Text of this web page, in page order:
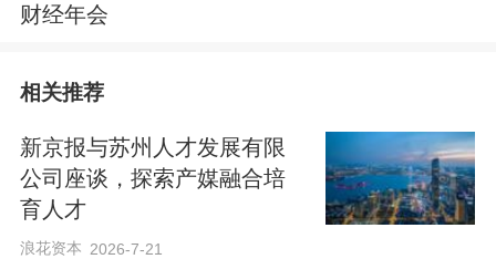
财经年会
相关推荐
新京报与苏州人才发展有限
公司座谈，探索产媒融合培
育人才
浪花资本 2026-7-21